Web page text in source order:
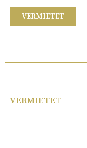
VERMIETET
VERMIETET